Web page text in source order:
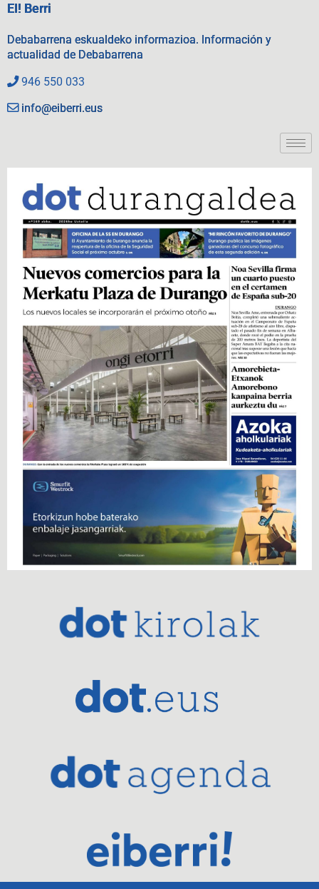
EI! Berri
Debabarrena eskualdeko informazioa. Información y
actualidad de Debabarrena
946 550 033
info@eiberri.eus